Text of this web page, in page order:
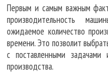
Первым и самым важным
производительность
ожидаемое количество
времени. Это позволит
с поставленными
производства.